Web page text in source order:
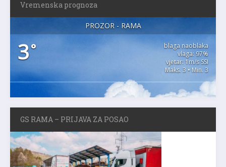
Vremenska prognoza
PROZOR - RAMA
3°
blaga naoblaka
vlaga: 97%
vjetar: 1m/s SSI
Maks. 3 • Min. 3
GS RAMA – PRIJAVA ZA POSAO